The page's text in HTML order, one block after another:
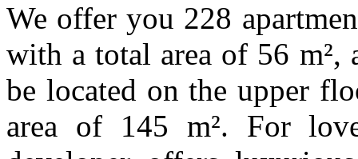
We offer you 228
with a total area of 56 m²,
be located on the upper
area of 145 m². For